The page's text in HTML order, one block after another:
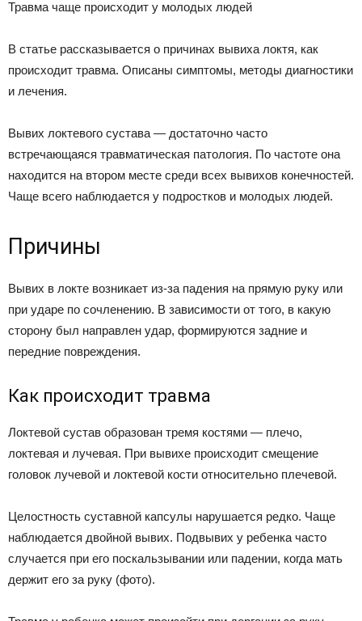
Травма чаще происходит у молодых людей
В статье рассказывается о причинах вывиха локтя, как
происходит травма. Описаны симптомы, методы диагностики
и лечения.
Вывих локтевого сустава — достаточно часто
встречающаяся травматическая патология. По частоте она
находится на втором месте среди всех вывихов конечностей.
Чаще всего наблюдается у подростков и молодых людей.
Причины
Вывих в локте возникает из-за падения на прямую руку или
при ударе по сочленению. В зависимости от того, в какую
сторону был направлен удар, формируются задние и
передние повреждения.
Как происходит травма
Локтевой сустав образован тремя костями — плечо,
локтевая и лучевая. При вывихе происходит смещение
головок лучевой и локтевой кости относительно плечевой.
Целостность суставной капсулы нарушается редко. Чаще
наблюдается двойной вывих. Подвывих у ребенка часто
случается при его поскальзывании или падении, когда мать
держит его за руку (фото).